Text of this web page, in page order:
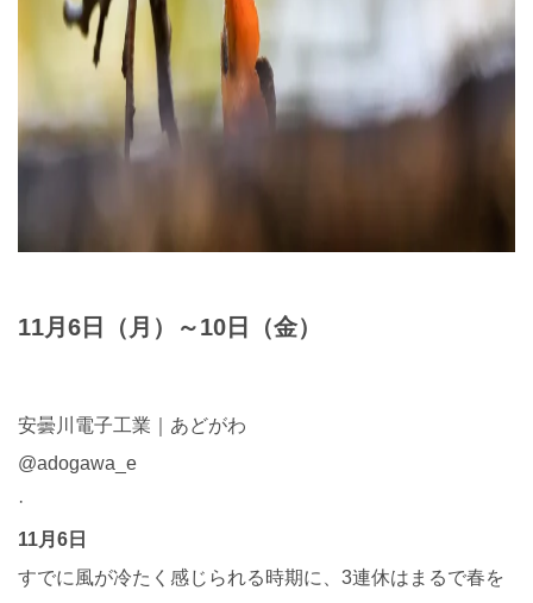
11月6日（月）～10日（金）
安曇川電子工業｜あどがわ
@adogawa_e
·
11月6日
すでに風が冷たく感じられる時期に、3連休はまるで春を